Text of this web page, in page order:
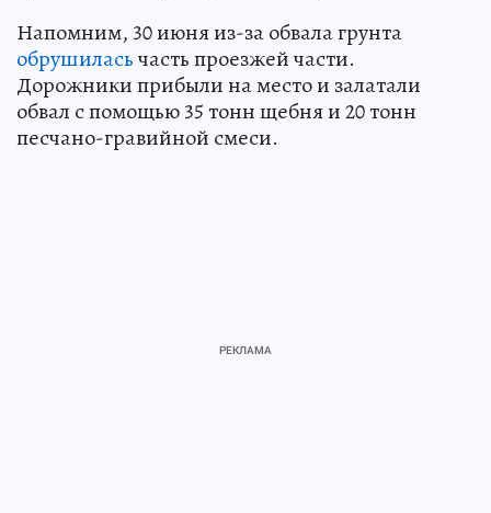
Напомним, 30 июня из-за обвала грунта
обрушиласьчасть проезжей части.
Дорожники прибыли на место и залатали
обвал с помощью 35 тонн щебня и 20 тонн
песчано-гравийной смеси.